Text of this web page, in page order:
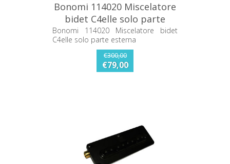
Bonomi 114020 Miscelatore
bidet C4elle solo parte
esterna
Bonomi 114020 Miscelatore bidet
C4elle solo parte esterna
€300,00
€79,00